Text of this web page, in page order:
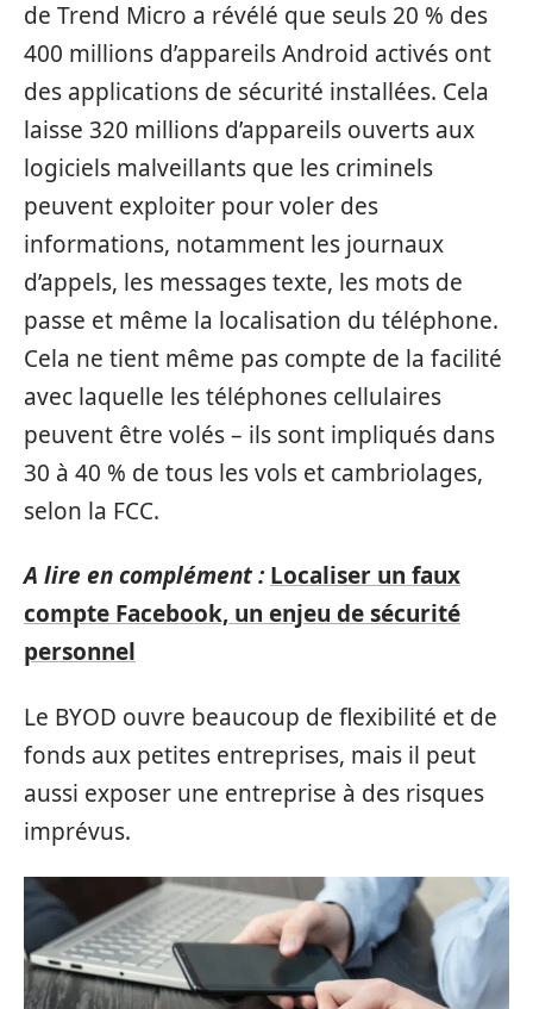
de Trend Micro a révélé que seuls 20 % des
400 millions d’appareils Android activés ont
des applications de sécurité installées. Cela
laisse 320 millions d’appareils ouverts aux
logiciels malveillants que les criminels
peuvent exploiter pour voler des
informations, notamment les journaux
d’appels, les messages texte, les mots de
passe et même la localisation du téléphone.
Cela ne tient même pas compte de la facilité
avec laquelle les téléphones cellulaires
peuvent être volés – ils sont impliqués dans
30 à 40 % de tous les vols et cambriolages,
selon la FCC.
A lire en complément : Localiser un faux
compte Facebook, un enjeu de sécurité
personnel
Le BYOD ouvre beaucoup de flexibilité et de
fonds aux petites entreprises, mais il peut
aussi exposer une entreprise à des risques
imprévus.